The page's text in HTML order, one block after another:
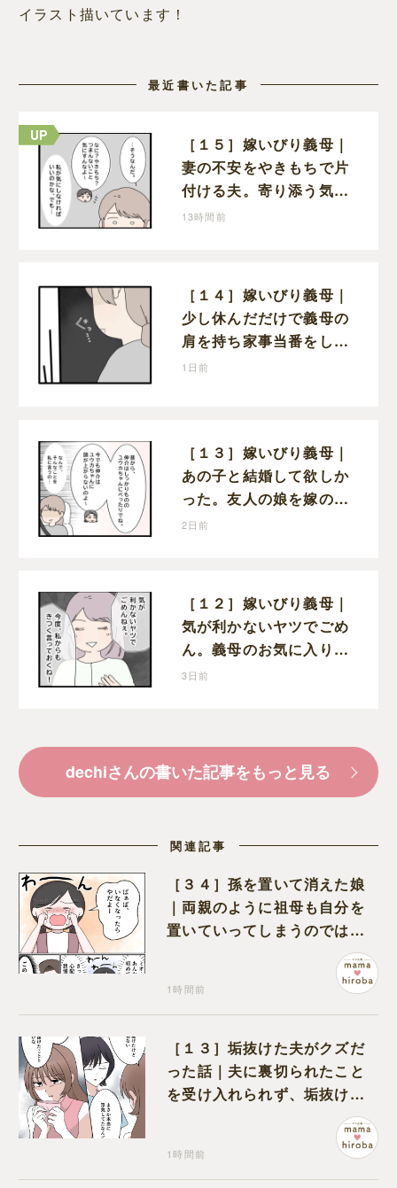
イラスト描いています！
最近書いた記事
［１５］嫁いびり義母｜
妻の不安をやきもちで片
付ける夫。寄り添う気の
ない態度にモヤモヤが募
13時間前
［１４］嫁いびり義母｜
少し休んだだけで義母の
肩を持ち家事当番をしな
かったと責める夫
1日前
［１３］嫁いびり義母｜
あの子と結婚して欲しか
った。友人の娘を嫁の前
で褒めちぎる無神経な義
2日前
［１２］嫁いびり義母｜
気が利かないヤツでごめ
ん。義母のお気に入り女
性が夫との親密さを匂わ
3日前
dechiさんの書いた記事をもっと見る
関連記事
［３４］孫を置いて消えた娘
｜両親のように祖母も自分を
置いていってしまうのでは？
と怯えて泣く孫に心が痛む
1時間前
［１３］垢抜けた夫がクズだ
った話｜夫に裏切られたこと
を受け入れられず、垢抜けた
ことが関係しているのかと嘆
1時間前